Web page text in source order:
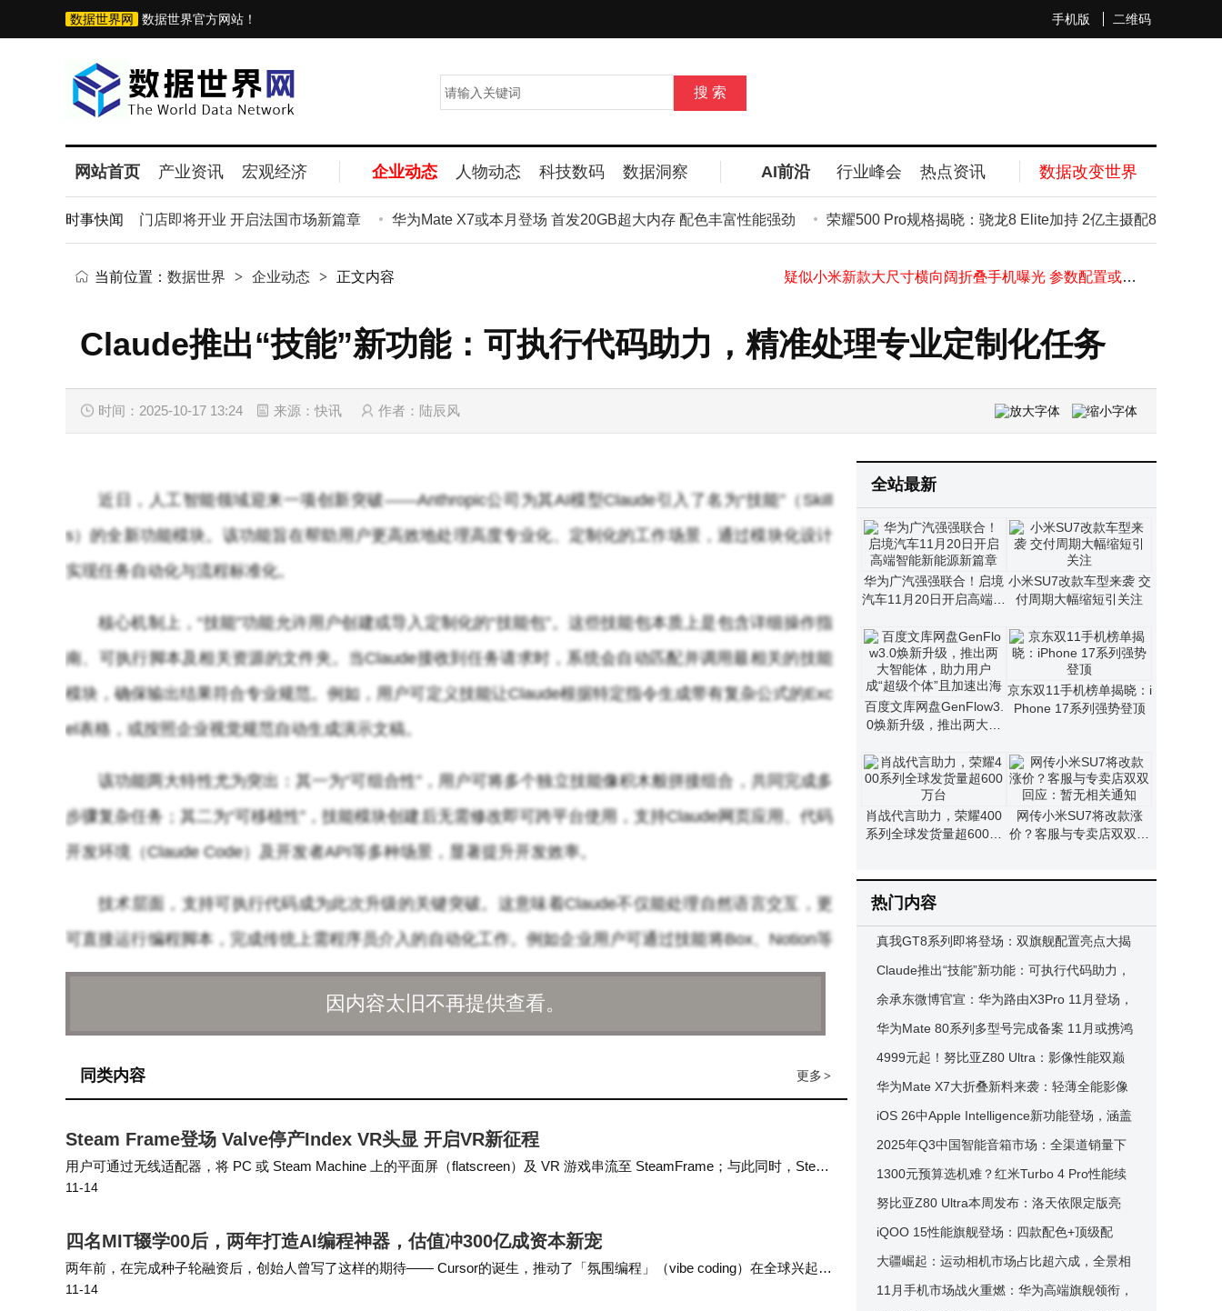
手机版 二维码
数据世界网 数据世界官方网站！
网站首页 产业资讯 宏观经济 企业动态 人物动态 科技数码 数据洞察 AI前沿 行业峰会 热点资讯 数据改变世界
时事快闻
：巴黎首家直营门店即将开业 开启法国市场新篇章 华为Mate X7或本月登场 首发20GB超大内存 配色丰富性能强劲 荣耀500 Pro规格揭晓：骁龙8 Elite加持 2亿主摄配8000mAh大电
特斯拉得州超级工厂将扩建，Optimus人形机器人量产目标剑指年产能千万台
疑似小米新款大尺寸横向阔折叠手机曝光 参数配置或迎重大升级
“AI才女”罗福莉官宣加入小米，携手团队共筑AGI美好未来
苹果关闭iOS 26.0.1验证通道，已升级至26.1系统的用户无法官方降级
当前位置： 数据世界 > 企业动态 > 正文内容
Claude推出“技能”新功能：可执行代码助力，精准处理专业定制化任务
时间：2025-10-17 13:24 来源：快讯 作者：陆辰风
近日，人工智能领域迎来一项创新突破——Anthropic公司为其AI模型Claude引入了名为“技能”（Skill
s）的全新功能模块。该功能旨在帮助用户更高效地处理高度专业化、定制化的工作场景，通过模块化设计
实现任务自动化与流程标准化。
核心机制上，“技能”功能允许用户创建或导入定制化的“技能包”。这些技能包本质上是包含详细操作指
南、可执行脚本及相关资源的文件夹。当Claude接收到任务请求时，系统会自动匹配并调用最相关的技能
模块，确保输出结果符合专业规范。例如，用户可定义技能让Claude根据特定指令生成带有复杂公式的Exc
el表格，或按照企业视觉规范自动生成演示文稿。
该功能两大特性尤为突出：其一为“可组合性”，用户可将多个独立技能像积木般拼接组合，共同完成多
步骤复杂任务；其二为“可移植性”，技能模块创建后无需修改即可跨平台使用，支持Claude网页应用、代码
开发环境（Claude Code）及开发者API等多种场景，显著提升开发效率。
技术层面，支持可执行代码成为此次升级的关键突破。这意味着Claude不仅能处理自然语言交互，更
可直接运行编程脚本，完成传统上需程序员介入的自动化工作。例如企业用户可通过技能将Box、Notion等
平台内容转化为标准化文档，管理员则可实现组织级的技能统一管理与部署。
通过内置引导技能快速构建工作流；企业用户则支持管理员进行全局管理，实现技能在企业范围内的标准
化应用；开发者可通过专用API接口和控制台进行技能创建、版本管理及发布。
因内容太旧不再提供查看。
更多 >
同类内容
Steam Frame登场 Valve停产Index VR头显 开启VR新征程
用户可通过无线适配器，将 PC 或 Steam Machine 上的平面屏（flatscreen）及 VR 游戏串流至 SteamFrame；与此同时，Stea
m Frame 本身也是一款独立设备，搭载高通…
11-14
四名MIT辍学00后，两年打造AI编程神器，估值冲300亿成资本新宠
两年前，在完成种子轮融资后，创始人曾写了这样的期待—— Cursor的诞生，推动了「氛围编程」（vibe coding）在全球兴起。
他还在创纪录的时间内，完成了一份手写编程测试，给早期Facebook投资…
11-14
全站最新
华为广汽强强联合！启境
汽车11月20日开启高端智
小米SU7改款车型来袭 交
付周期大幅缩短引关注
百度文库网盘GenFlow3.
0焕新升级，推出两大智
体”且加速出海
京东双11手机榜单揭晓：i
Phone 17系列强势登顶
肖战代言助力，荣耀400
系列全球发货量超600万
网传小米SU7将改款涨
价？客服与专卖店双双回
热门内容
真我GT8系列即将登场：双旗舰配置亮点大揭
秘，影像性能全面升级
Claude推出“技能”新功能：可执行代码助力，
精准处理专业定制化任务
余承东微博官宣：华为路由X3Pro 11月登场，
艺术外观搭配强劲性能
华为Mate 80系列多型号完成备案 11月或携鸿
蒙盛典亮相 快充配置有差异
4999元起！努比亚Z80 Ultra：影像性能双巅
峰的诚意之作
华为Mate X7大折叠新料来袭：轻薄全能影像
升级，Mate80系列也有新亮点
iOS 26中Apple Intelligence新功能登场，涵盖
沟通、AI拓展等四大类20余项
2025年Q3中国智能音箱市场：全渠道销量下
滑，大模型新品成新亮点
1300元预算选机难？红米Turbo 4 Pro性能续
航双优，雷军再献诚意之作
努比亚Z80 Ultra本周发布：洛天依限定版亮
相，真全面屏+三主摄成亮点
iQOO 15性能旗舰登场：四款配色+顶级配
置，4199元起售引爆手游市场
大疆崛起：运动相机市场占比超六成，全景相
机领域快速抢占近半份额
11月手机市场战火重燃：华为高端旗舰领衔，